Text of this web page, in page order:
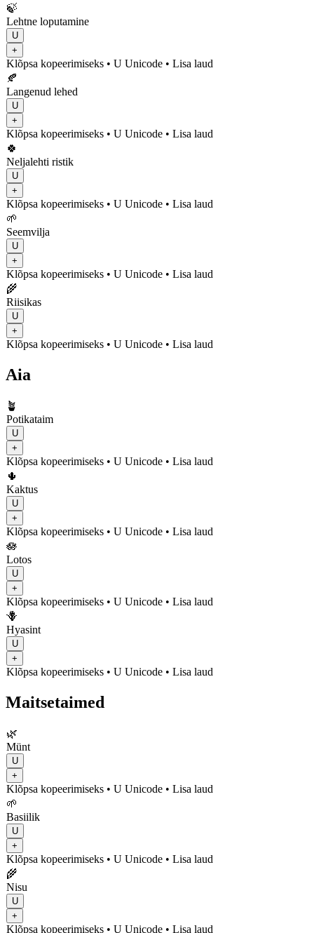
🍃
Lehtne loputamine
U
+
Klõpsa kopeerimiseks • U Unicode • Lisa laud
🍂
Langenud lehed
U
+
Klõpsa kopeerimiseks • U Unicode • Lisa laud
🍀
Neljalehti ristik
U
+
Klõpsa kopeerimiseks • U Unicode • Lisa laud
🌱
Seemvilja
U
+
Klõpsa kopeerimiseks • U Unicode • Lisa laud
🌾
Riisikas
U
+
Klõpsa kopeerimiseks • U Unicode • Lisa laud
Aia
🪴
Potikataim
U
+
Klõpsa kopeerimiseks • U Unicode • Lisa laud
🌵
Kaktus
U
+
Klõpsa kopeerimiseks • U Unicode • Lisa laud
🪷
Lotos
U
+
Klõpsa kopeerimiseks • U Unicode • Lisa laud
🪻
Hyasint
U
+
Klõpsa kopeerimiseks • U Unicode • Lisa laud
Maitsetaimed
🌿
Münt
U
+
Klõpsa kopeerimiseks • U Unicode • Lisa laud
🌱
Basiilik
U
+
Klõpsa kopeerimiseks • U Unicode • Lisa laud
🌾
Nisu
U
+
Klõpsa kopeerimiseks • U Unicode • Lisa laud